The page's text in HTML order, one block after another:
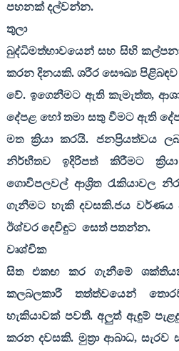
පහනක් දල්වන්න.
තුලා
බුද්ධිමත්භාවයෙන් සහ සිහි
කරන දිනයකි. ශරීර සෞඛ්‍ය පිළිබඳව
වේ. ඉගෙනීමට ඇති කැමැත්ත,
දේපළ හෝ තමා සතු වීමට ඇති
මත ක්‍රියා කරයි. ජනප්‍රියත්වය
නිර්භීතව ඉදිරිපත් කිරීමට
ගොවිපලවල් ආශ්‍රිත රැකියාවල
ගැනීමට හැකි දවසකි.ජය වර්ණය
ඊශ්වර දෙවිඳුට සෙත් පතන්න.
වෘශ්චික
සිත එකඟ කර ගැනීමේ
කලබලකාරී තත්ත්වයෙන්
හැකියාවක් පවතී. අලුත් ඇඳුම්
කරන දවසකි. මුත්‍රා ආබාධ,සැරව